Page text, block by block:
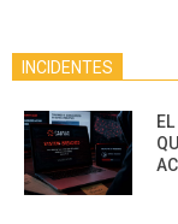
INCIDENTES